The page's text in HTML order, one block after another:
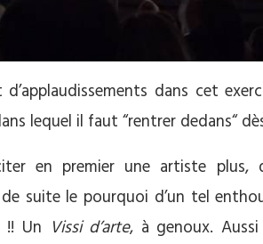
dans cet
lequel il faut “rentrer dedans“
en premier une artiste plus,
suite le pourquoi d’un tel
!! Un Vissi d’arte, à genoux.